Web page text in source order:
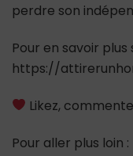
perdre son
Pour en savoir plus
https://
Likez,
Pour aller plus loin :